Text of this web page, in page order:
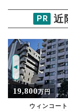
物件価格
ご希望の
返済期間
住宅ローン
金利
新宿ニ
試算条件
推定売
資金計
PR 近
18,970万円
パークシティ